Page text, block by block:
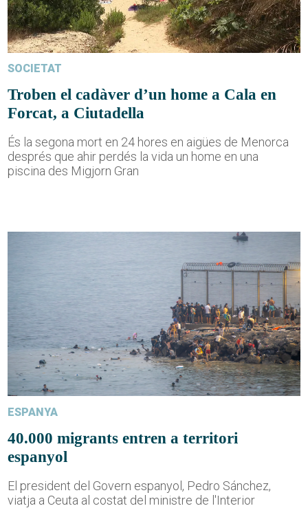
SOCIETAT
Troben el cadàver d’un home a Cala en
Forcat, a Ciutadella
És la segona mort en 24 hores en aigües de Menorca
després que ahir perdés la vida un home en una
piscina des Migjorn Gran
ESPANYA
40.000 migrants entren a territori
espanyol
El president del Govern espanyol, Pedro Sánchez,
viatja a Ceuta al costat del ministre de l'Interior